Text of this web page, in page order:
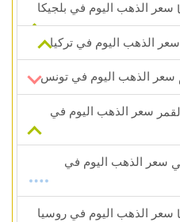
سعر الذهب اليوم في بلجيكا
سعر الذهب اليوم في تركيا
سعر الذهب اليوم في تونس
سعر الذهب اليوم في
سعر الذهب اليوم في
سعر الذهب اليوم في روسيا